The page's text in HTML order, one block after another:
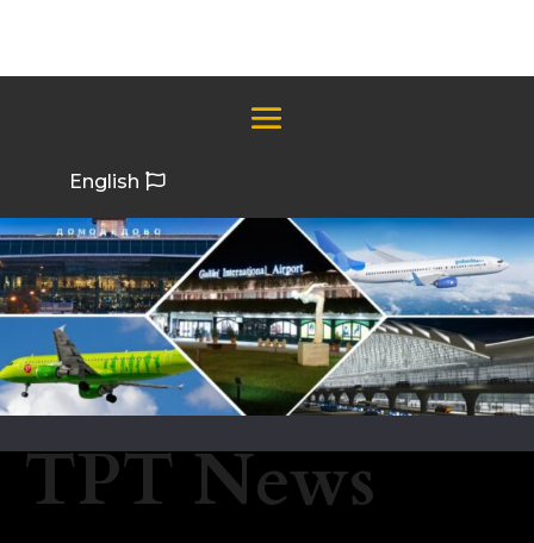
English
TPT News